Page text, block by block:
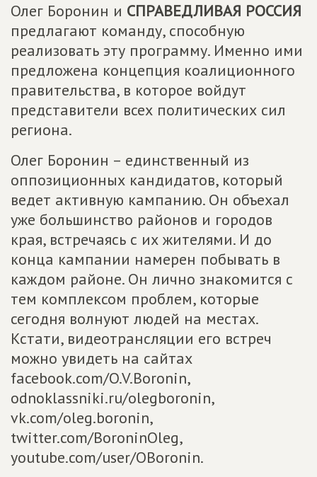
Олег Боронин и СПРАВЕДЛИВАЯ РОССИЯ
предлагают команду, способную
реализовать эту программу. Именно ими
предложена концепция коалиционного
правительства, в которое войдут
представители всех политических сил
региона.
Олег Боронин – единственный из
оппозиционных кандидатов, который
ведет активную кампанию. Он объехал
уже большинство районов и городов
края, встречаясь с их жителями. И до
конца кампании намерен побывать в
каждом районе. Он лично знакомится с
тем комплексом проблем, которые
сегодня волнуют людей на местах.
Кстати, видеотрансляции его встреч
можно увидеть на сайтах
facebook.com/O.V.Boronin,
odnoklassniki.ru/olegboronin,
vk.com/oleg.boronin,
twitter.com/BoroninOleg,
youtube.com/user/OBoronin.